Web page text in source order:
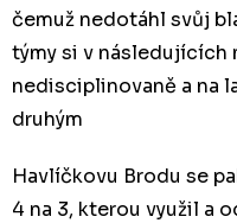
čemuž nedotáhl svůj
týmy si v následujících
nedisciplinovaně a na
druhým
Havlíčkovu Brodu se
4 na 3, kterou využil a